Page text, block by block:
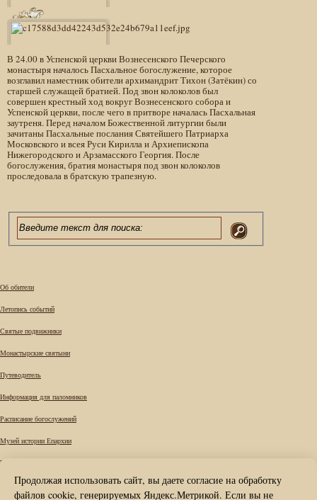
В 24.00 в Успенской церкви Вознесенского Печерского
монастыря началось Пасхальное богослужение, которое
возглавил наместник обители архимандрит Тихон (Затёкин) со
старшей служащей братией. Под звон колоколов был
совершен крестный ход вокруг Вознесенского собора и
Успенской церкви, после чего в притворе началась Пасхальная
заутреня. Перед началом Божественной литургии были
зачитаны Пасхальные послания Святейшего Патриарха
Московского и всея Руси Кирилла и Архиепископа
Нижегородского и Арзамасского Георгия. После
богослужения, братия монастыря под звон колоколов
проследовала в братскую трапезную.
Об обители
Летопись событий
Святые подвижники
Монастырские святыни
Путеводитель
Информация для паломников
Расписание богослужений
Музей истории Епархии
Требы
Вопрос к наместнику
Продолжая использовать сайт, вы даете согласие на обработку
файлов cookie, генерируемых Яндекс.Метрикой. Если вы не